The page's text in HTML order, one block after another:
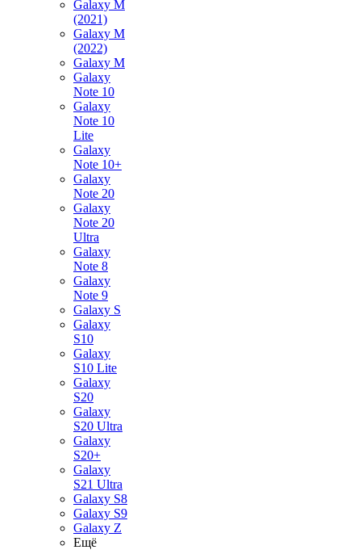
Galaxy M
(2021)
Galaxy M
(2022)
Galaxy M
Galaxy
Note 10
Galaxy
Note 10
Lite
Galaxy
Note 10+
Galaxy
Note 20
Galaxy
Note 20
Ultra
Galaxy
Note 8
Galaxy
Note 9
Galaxy S
Galaxy
S10
Galaxy
S10 Lite
Galaxy
S20
Galaxy
S20 Ultra
Galaxy
S20+
Galaxy
S21 Ultra
Galaxy S8
Galaxy S9
Galaxy Z
Ещё